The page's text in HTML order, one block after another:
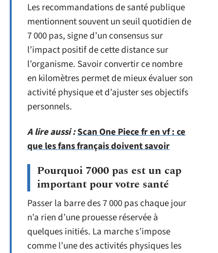
Les recommandations de santé publique
mentionnent souvent un seuil quotidien de
7 000 pas, signe d’un consensus sur
l’impact positif de cette distance sur
l’organisme. Savoir convertir ce nombre
en kilomètres permet de mieux évaluer son
activité physique et d’ajuster ses objectifs
personnels.
A lire aussi :Scan One Piece fr en vf : ce
que les fans français doivent savoir
Pourquoi 7000 pas est un cap
important pour votre santé
Passer la barre des 7 000 pas chaque jour
n’a rien d’une prouesse réservée à
quelques initiés. La marche s’impose
comme l’une des activités physiques les